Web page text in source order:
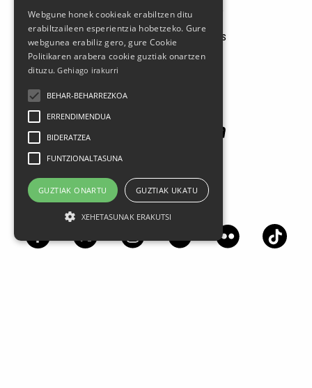
Larrasoloeta, 3 48200 Durango
Tel.: 94 681 80 66
gerediaga@durangokoazoka.eus
Síguenos en las redes sociales
Webgune honek cookieak erabiltzen ditu
erabiltzaileen esperientzia hobetzeko. Gure
webgunea erabiliz gero, gure Cookie
Politikaren arabera cookie guztiak onartzen
dituzu.Gehiago irakurri
BEHAR-BEHARREZKOA
ERRENDIMENDUA
BIDERATZEA
FUNTZIONALTASUNA
GUZTIAK ONARTU GUZTIAK UKATU
XEHETASUNAK ERAKUTSI